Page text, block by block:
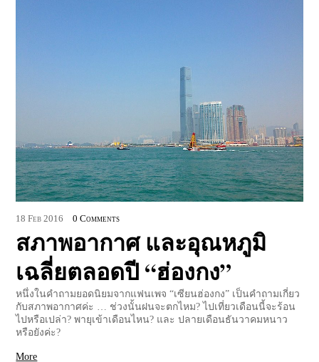
18 Feb 2016 0 Comments
สภาพอากาศ และอุณหภูมิ
เฉลี่ยตลอดปี “ฮ่องกง”
หนึ่งในคำถามยอดนิยมจากแฟนเพจ “เซียนฮ่องกง” เป็นคำถามเกี่ยว
กับสภาพอากาศค่ะ … ช่วงนั้นฝนจะตกไหม? ไปเที่ยวเดือนนี้จะร้อน
ไปหรือเปล่า? พายุเข้าเดือนไหน? และ ปลายเดือนธันวาคมหนาว
หรือยังค่ะ?
More